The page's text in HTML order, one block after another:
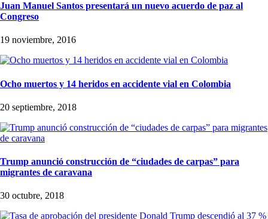
Juan Manuel Santos presentará un nuevo acuerdo de paz al
Congreso
19 noviembre, 2016
Ocho muertos y 14 heridos en accidente vial en Colombia
20 septiembre, 2018
Trump anunció construcción de “ciudades de carpas” para
migrantes de caravana
30 octubre, 2018